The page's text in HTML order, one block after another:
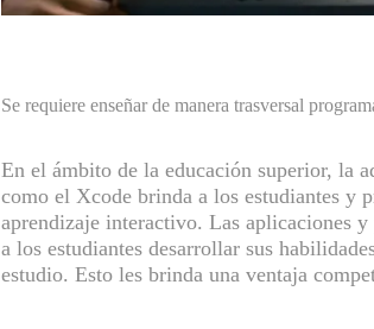
Se requiere enseñar de manera trasversal
En el ámbito de la educación superior, la
como el Xcode brinda a los estudiantes y
aprendizaje interactivo. Las aplicaciones
a los estudiantes desarrollar sus
estudio. Esto les brinda una ventaja